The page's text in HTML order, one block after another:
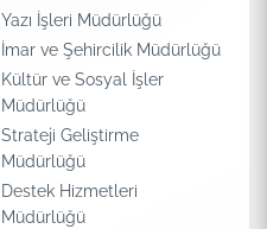
Yazı İşleri Müdürlüğü
İmar ve Şehircilik Müdürlüğü
Kültür ve Sosyal İşler
Müdürlüğü
Strateji Geliştirme
Müdürlüğü
Destek Hizmetleri
Müdürlüğü